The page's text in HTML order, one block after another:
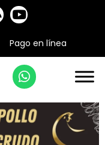
Pago en línea